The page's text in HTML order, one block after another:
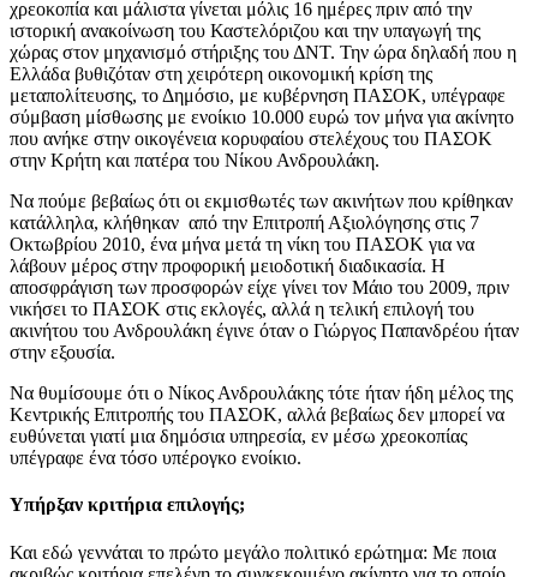
χρεοκοπία και μάλιστα γίνεται μόλις 16 ημέρες πριν από την
ιστορική ανακοίνωση του Καστελόριζου και την υπαγωγή της
χώρας στον μηχανισμό στήριξης του ΔΝΤ. Την ώρα δηλαδή που η
Ελλάδα βυθιζόταν στη χειρότερη οικονομική κρίση της
μεταπολίτευσης, το Δημόσιο, με κυβέρνηση ΠΑΣΟΚ, υπέγραφε
σύμβαση μίσθωσης με ενοίκιο 10.000 ευρώ τον μήνα για ακίνητο
που ανήκε στην οικογένεια κορυφαίου στελέχους του ΠΑΣΟΚ
στην Κρήτη και πατέρα του Νίκου Ανδρουλάκη.
Να πούμε βεβαίως ότι οι εκμισθωτές των ακινήτων που κρίθηκαν
κατάλληλα, κλήθηκαν από την Επιτροπή Αξιολόγησης στις 7
Οκτωβρίου 2010, ένα μήνα μετά τη νίκη του ΠΑΣΟΚ για να
λάβουν μέρος στην προφορική μειοδοτική διαδικασία. Η
αποσφράγιση των προσφορών είχε γίνει τον Μάιο του 2009, πριν
νικήσει το ΠΑΣΟΚ στις εκλογές, αλλά η τελική επιλογή του
ακινήτου του Ανδρουλάκη έγινε όταν ο Γιώργος Παπανδρέου ήταν
στην εξουσία.
Να θυμίσουμε ότι ο Νίκος Ανδρουλάκης τότε ήταν ήδη μέλος της
Κεντρικής Επιτροπής του ΠΑΣΟΚ, αλλά βεβαίως δεν μπορεί να
ευθύνεται γιατί μια δημόσια υπηρεσία, εν μέσω χρεοκοπίας
υπέγραφε ένα τόσο υπέρογκο ενοίκιο.
Υπήρξαν κριτήρια επιλογής;
Και εδώ γεννάται το πρώτο μεγάλο πολιτικό ερώτημα: Με ποια